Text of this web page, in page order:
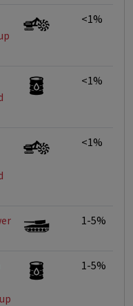
<1%
<1%
<1%
1-5%
1-5%